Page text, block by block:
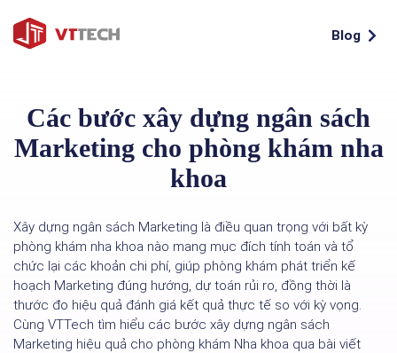
Blog
Các bước xây dựng ngân sách
Marketing cho phòng khám nha
khoa
Xây dựng ngân sách Marketing là điều quan trọng với bất kỳ
phòng khám nha khoa nào mang mục đích tính toán và tổ
chức lại các khoản chi phí, giúp phòng khám phát triển kế
hoạch Marketing đúng hướng, dự toán rủi ro, đồng thời là
thước đo hiệu quả đánh giá kết quả thực tế so với kỳ vọng.
Cùng VTTech tìm hiểu các bước xây dựng ngân sách
Marketing hiệu quả cho phòng khám Nha khoa qua bài viết